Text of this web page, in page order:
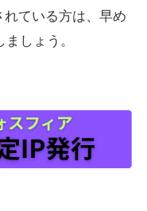
ている方は、早め
しょう。